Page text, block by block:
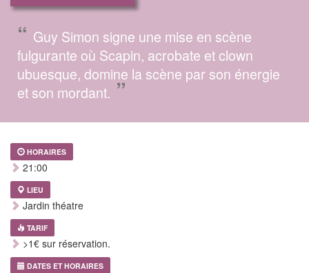
“ Guy Simon signe une mise en scène
fulgurante où Scapin, acrobate et clown
ubuesque, domine la scène par son énergie
et son mordant.”
HORAIRES
21:00
LIEU
Jardin théatre
TARIF
>1€ sur réservation.
DATES ET HORAIRES